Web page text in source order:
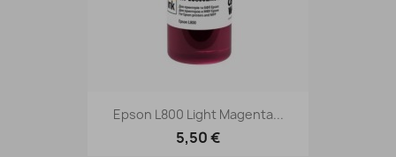
Epson L800 Light Magenta...
5,50 €